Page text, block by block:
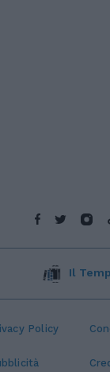
Policy
Il